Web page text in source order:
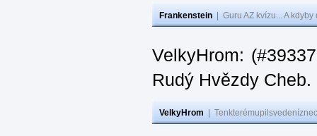
Frankenstein Guru AZ kvízu... A
VelkyHrom:
Rudý Hvězdy Cheb.
VelkyHrom